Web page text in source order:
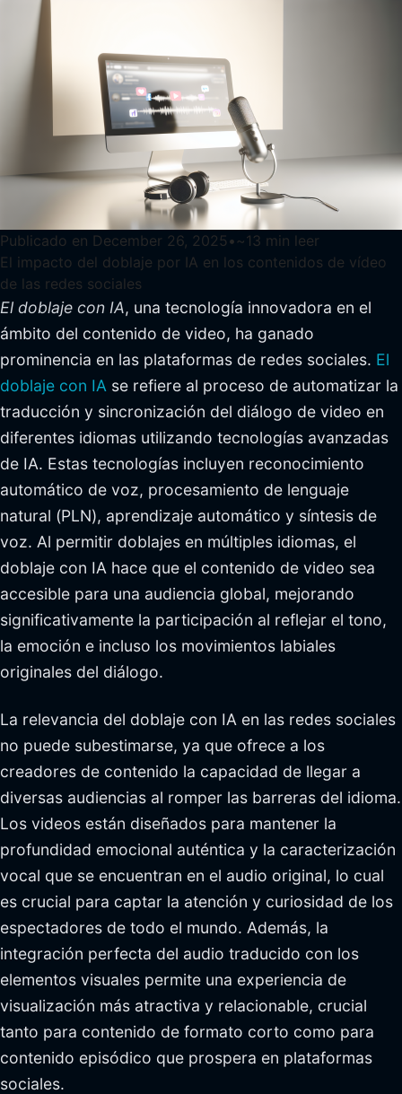
Publicado en December 26, 2025 • ~13 min leer
El impacto del doblaje por IA en los contenidos de vídeo
de las redes sociales
El doblaje con IA, una tecnología innovadora en el
ámbito del contenido de video, ha ganado
prominencia en las plataformas de redes sociales. El
doblaje con IA se refiere al proceso de automatizar la
traducción y sincronización del diálogo de video en
diferentes idiomas utilizando tecnologías avanzadas
de IA. Estas tecnologías incluyen reconocimiento
automático de voz, procesamiento de lenguaje
natural (PLN), aprendizaje automático y síntesis de
voz. Al permitir doblajes en múltiples idiomas, el
doblaje con IA hace que el contenido de video sea
accesible para una audiencia global, mejorando
significativamente la participación al reflejar el tono,
la emoción e incluso los movimientos labiales
originales del diálogo.
La relevancia del doblaje con IA en las redes sociales
no puede subestimarse, ya que ofrece a los
creadores de contenido la capacidad de llegar a
diversas audiencias al romper las barreras del idioma.
Los videos están diseñados para mantener la
profundidad emocional auténtica y la caracterización
vocal que se encuentran en el audio original, lo cual
es crucial para captar la atención y curiosidad de los
espectadores de todo el mundo. Además, la
integración perfecta del audio traducido con los
elementos visuales permite una experiencia de
visualización más atractiva y relacionable, crucial
tanto para contenido de formato corto como para
contenido episódico que prospera en plataformas
sociales.